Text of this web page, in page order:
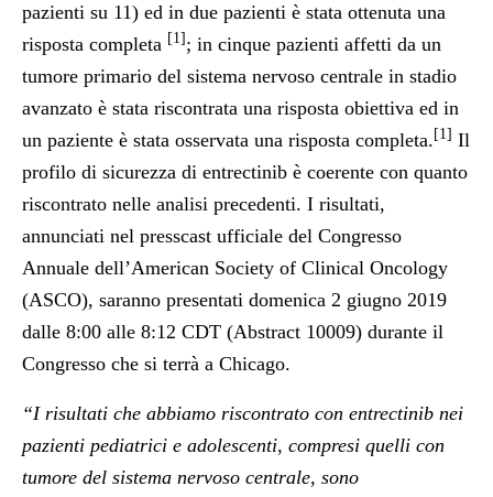
pazienti su 11) ed in due pazienti è stata ottenuta una
risposta completa [1]; in cinque pazienti affetti da un
tumore primario del sistema nervoso centrale in stadio
avanzato è stata riscontrata una risposta obiettiva ed in
un paziente è stata osservata una risposta completa.[1] Il
profilo di sicurezza di entrectinib è coerente con quanto
riscontrato nelle analisi precedenti. I risultati,
annunciati nel presscast ufficiale del Congresso
Annuale dell’American Society of Clinical Oncology
(ASCO), saranno presentati domenica 2 giugno 2019
dalle 8:00 alle 8:12 CDT (Abstract 10009) durante il
Congresso che si terrà a Chicago.
“I risultati che abbiamo riscontrato con entrectinib nei
pazienti pediatrici e adolescenti, compresi quelli con
tumore del sistema nervoso centrale, sono